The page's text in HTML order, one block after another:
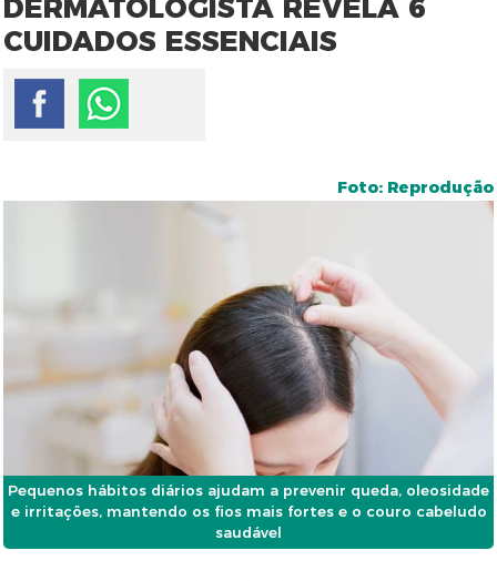
DERMATOLOGISTA REVELA 6
CUIDADOS ESSENCIAIS
Foto: Reprodução
Pequenos hábitos diários ajudam a prevenir queda, oleosidade
e irritações, mantendo os fios mais fortes e o couro cabeludo
saudável